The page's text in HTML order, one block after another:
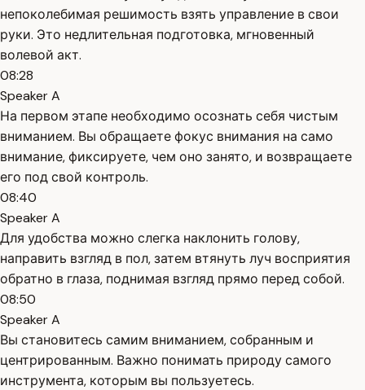
непоколебимая решимость взять управление в свои
руки. Это недлительная подготовка, мгновенный
волевой акт.
08:28
Speaker A
На первом этапе необходимо осознать себя чистым
вниманием. Вы обращаете фокус внимания на само
внимание, фиксируете, чем оно занято, и возвращаете
его под свой контроль.
08:40
Speaker A
Для удобства можно слегка наклонить голову,
направить взгляд в пол, затем втянуть луч восприятия
обратно в глаза, поднимая взгляд прямо перед собой.
08:50
Speaker A
Вы становитесь самим вниманием, собранным и
центрированным. Важно понимать природу самого
инструмента, которым вы пользуетесь.